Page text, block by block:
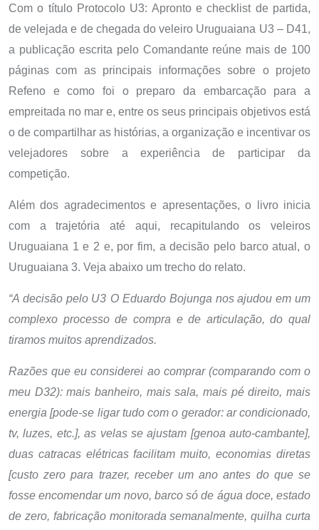
Com o título Protocolo U3: Apronto e checklist de partida,
de velejada e de chegada do veleiro Uruguaiana U3 – D41,
a publicação escrita pelo Comandante reúne mais de 100
páginas com as principais informações sobre o projeto
Refeno e como foi o preparo da embarcação para a
empreitada no mar e, entre os seus principais objetivos está
o de compartilhar as histórias, a organização e incentivar os
velejadores sobre a experiência de participar da
competição.
Além dos agradecimentos e apresentações, o livro inicia
com a trajetória até aqui, recapitulando os veleiros
Uruguaiana 1 e 2 e, por fim, a decisão pelo barco atual, o
Uruguaiana 3. Veja abaixo um trecho do relato.
“A decisão pelo U3 O Eduardo Bojunga nos ajudou em um
complexo processo de compra e de articulação, do qual
tiramos muitos aprendizados.
Razões que eu considerei ao comprar (comparando com o
meu D32): mais banheiro, mais sala, mais pé direito, mais
energia [pode-se ligar tudo com o gerador: ar condicionado,
tv, luzes, etc.], as velas se ajustam [genoa auto-cambante],
duas catracas elétricas facilitam muito, economias diretas
[custo zero para trazer, receber um ano antes do que se
fosse encomendar um novo, barco só de água doce, estado
de zero, fabricação monitorada semanalmente, quilha curta